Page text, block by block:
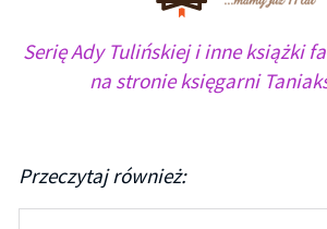
Serię Ady Tulińskiej i inne książki
na stronie księgarni
Przeczytaj również: